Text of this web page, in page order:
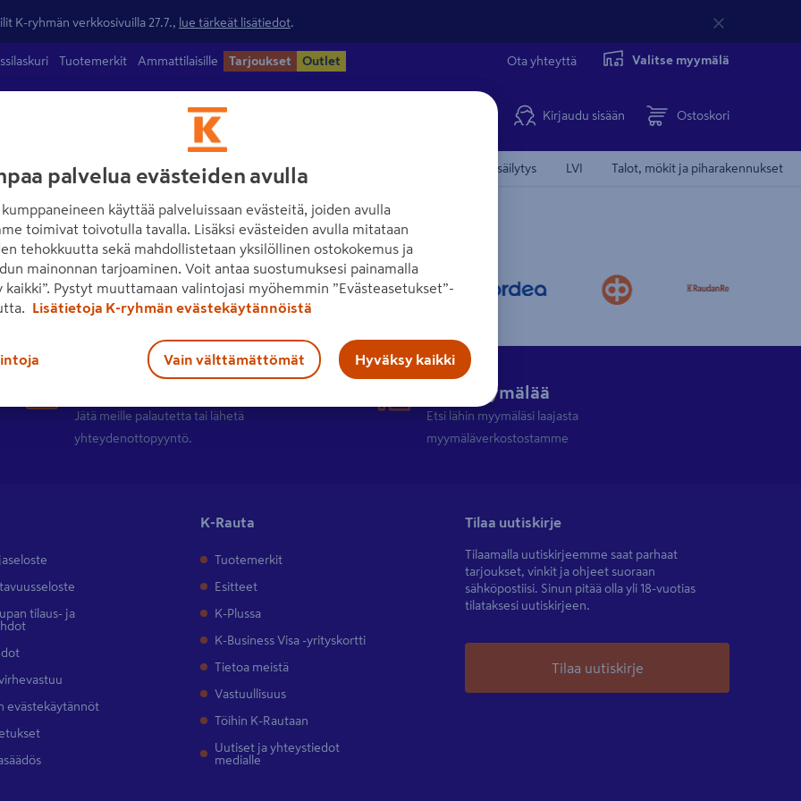
K-ryhmän verkkosivuilla 27.7., lue tärkeät lisätiedot
Tuotemerkit Ammattilaisille Tarjoukset Outlet Ota yhteyttä Valitse myymälä
Kirjaudu sisään Ostoskori
Maalit Työkalut Sähkö ja valaisimet Koti, keittiö ja säilytys LVI Talot, mökit ja piharakennukset
Jätä meille palautetta tai lähetä
yhteydenottopyyntö.
Hae myymälää
Etsi lähin myymäläsi laajasta
myymäläverkostostamme
tilaus- ja
evästekäytännöt
K-Rauta
Tuotemerkit
Esitteet
K-Plussa
K-Business Visa -yrityskortti
Tietoa meistä
Vastuullisuus
Töihin K-Rautaan
Uutiset ja yhteystiedot
medialle
Tilaa uutiskirje
Tilaamalla uutiskirjeemme saat parhaat
tarjoukset, vinkit ja ohjeet suoraan
sähköpostiisi. Sinun pitää olla yli 18-vuotias
tilataksesi uutiskirjeen.
Tilaa uutiskirje
palvelua evästeiden avulla
käyttää palveluissaan evästeitä, joiden avulla
toimivat toivotulla tavalla. Lisäksi evästeiden avulla mitataan
tehokkuutta sekä mahdollistetaan yksilöllinen ostokokemus ja
mainonnan tarjoaminen. Voit antaa suostumuksesi painamalla
kaikki”. Pystyt muuttamaan valintojasi myöhemmin ”Evästeasetukset”-
Lisätietoja K-ryhmän evästekäytännöistä
Vain välttämättömät Hyväksy kaikki